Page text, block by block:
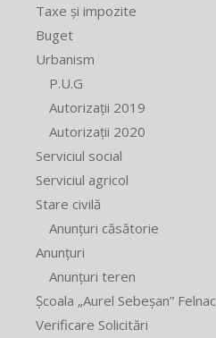
Taxe și impozite
Buget
Urbanism
P.U.G
Autorizații 2019
Autorizații 2020
Serviciul social
Serviciul agricol
Stare civilă
Anunțuri căsătorie
Anunțuri
Anunțuri teren
Școala „Aurel Sebeșan” Felnac
Verificare Solicitări